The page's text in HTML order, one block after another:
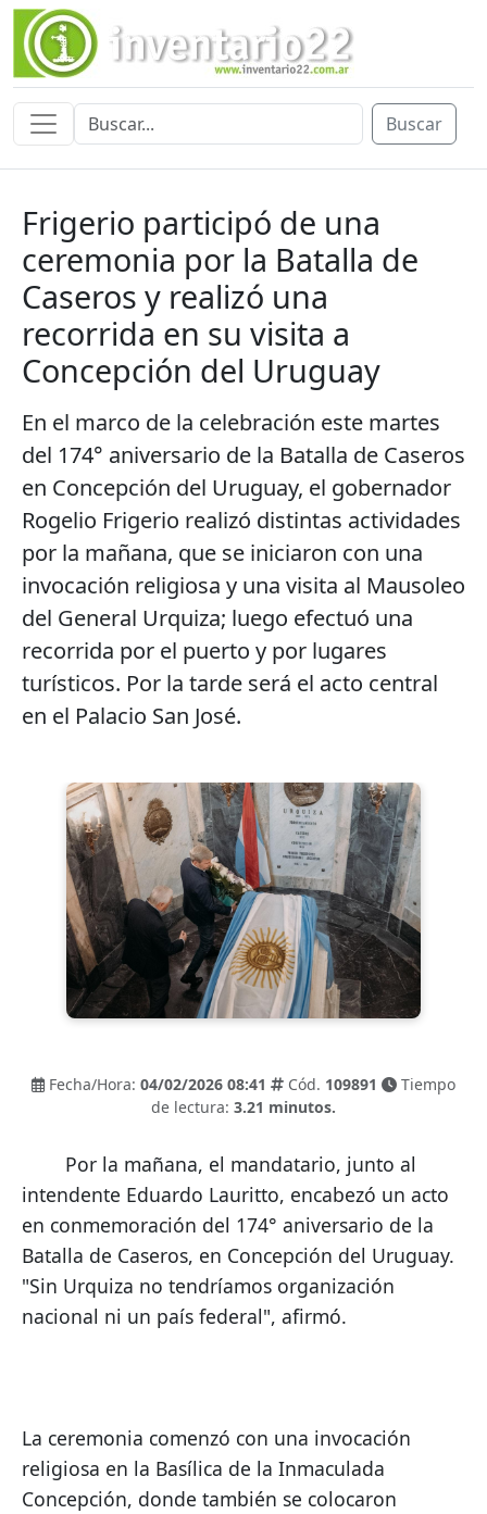
Buscar
Frigerio participó de una
ceremonia por la Batalla de
Caseros y realizó una
recorrida en su visita a
Concepción del Uruguay
En el marco de la celebración este martes
del 174° aniversario de la Batalla de Caseros
en Concepción del Uruguay, el gobernador
Rogelio Frigerio realizó distintas actividades
por la mañana, que se iniciaron con una
invocación religiosa y una visita al Mausoleo
del General Urquiza; luego efectuó una
recorrida por el puerto y por lugares
turísticos. Por la tarde será el acto central
en el Palacio San José.
Fecha/Hora: 04/02/2026 08:41 Cód. 109891
Tiempo
de lectura: 3.21 minutos.
intendente Eduardo Lauritto, encabezó un acto
en conmemoración del 174° aniversario de la
Batalla de Caseros, en Concepción del Uruguay.
"Sin Urquiza no tendríamos organización
nacional ni un país federal", afirmó.
La ceremonia comenzó con una invocación
religiosa en la Basílica de la Inmaculada
Concepción, donde también se colocaron